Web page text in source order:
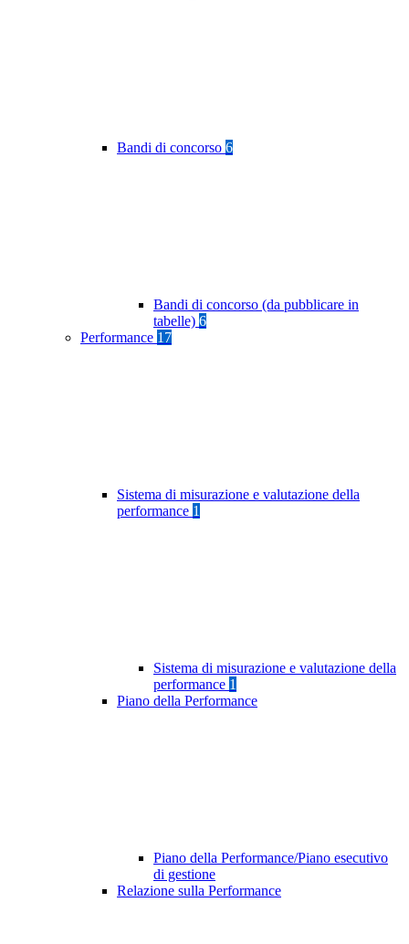
Bandi di concorso 6
Bandi di concorso (da pubblicare in
tabelle) 6
Performance 17
Sistema di misurazione e valutazione della
performance 1
Sistema di misurazione e valutazione della
performance 1
Piano della Performance
Piano della Performance/Piano esecutivo
di gestione
Relazione sulla Performance